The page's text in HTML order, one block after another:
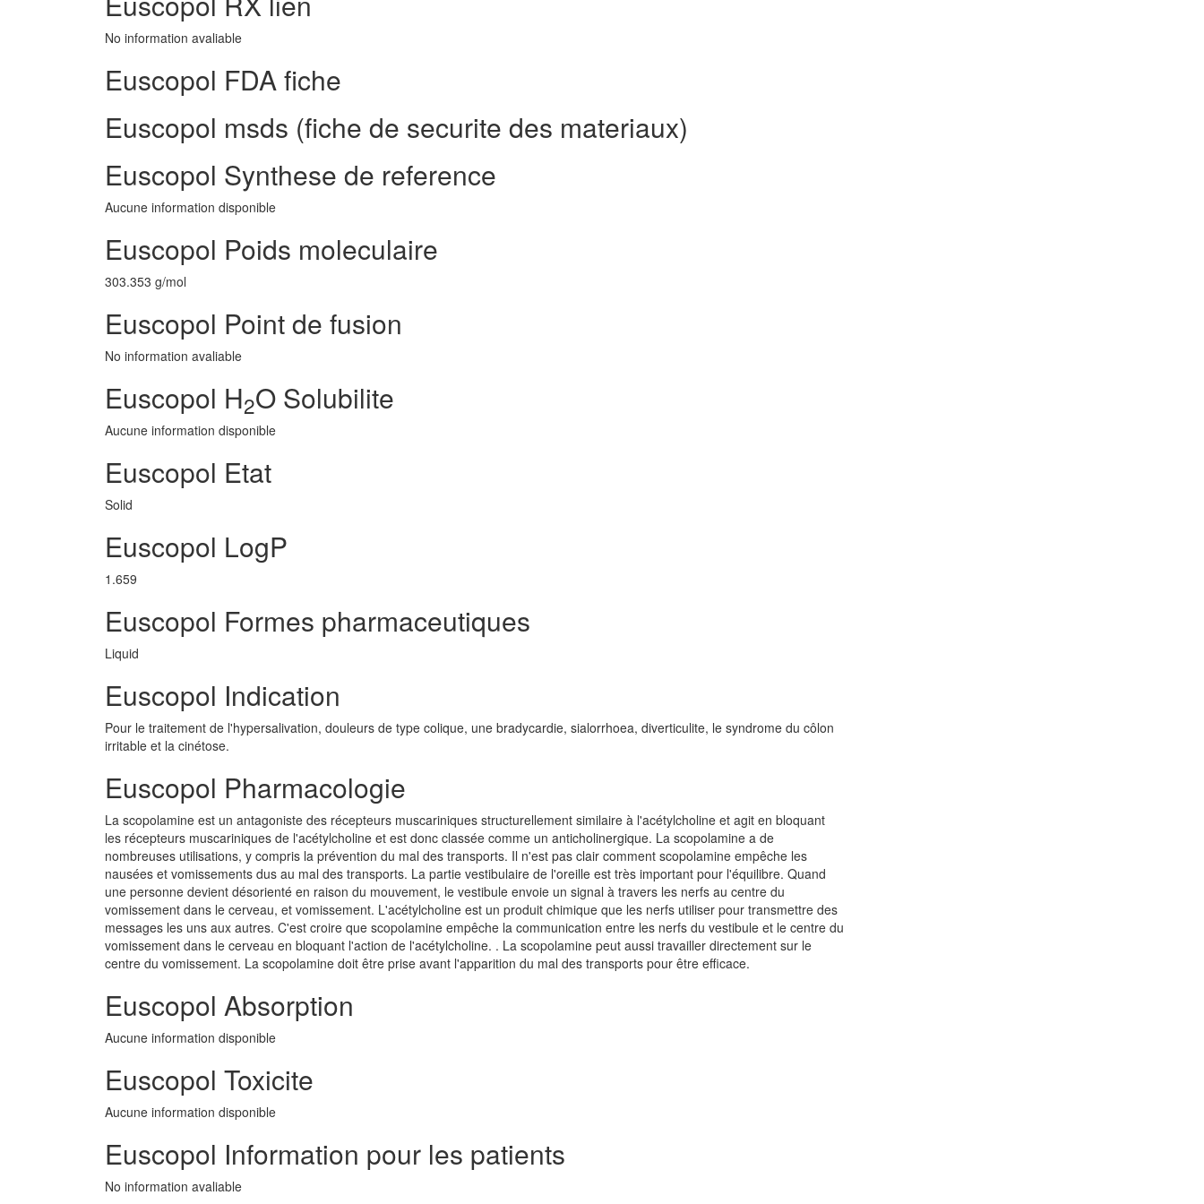
No information avaliable
Euscopol FDA fiche
Euscopol msds (fiche de securite des materiaux)
Euscopol Synthese de reference
Aucune information disponible
Euscopol Poids moleculaire
303.353 g/mol
Euscopol Point de fusion
No information avaliable
Euscopol H2O Solubilite
Aucune information disponible
Euscopol Etat
Solid
Euscopol LogP
1.659
Euscopol Formes pharmaceutiques
Liquid
Euscopol Indication
Pour le traitement de l'hypersalivation, douleurs de type colique, une bradycardie, sialorrhoea, diverticulite, le syndrome du côlon
irritable et la cinétose.
Euscopol Pharmacologie
La scopolamine est un antagoniste des récepteurs muscariniques structurellement similaire à l'acétylcholine et agit en bloquant
les récepteurs muscariniques de l'acétylcholine et est donc classée comme un anticholinergique. La scopolamine a de
nombreuses utilisations, y compris la prévention du mal des transports. Il n'est pas clair comment scopolamine empêche les
nausées et vomissements dus au mal des transports. La partie vestibulaire de l'oreille est très important pour l'équilibre. Quand
une personne devient désorienté en raison du mouvement, le vestibule envoie un signal à travers les nerfs au centre du
vomissement dans le cerveau, et vomissement. L'acétylcholine est un produit chimique que les nerfs utiliser pour transmettre des
messages les uns aux autres. C'est croire que scopolamine empêche la communication entre les nerfs du vestibule et le centre du
vomissement dans le cerveau en bloquant l'action de l'acétylcholine. . La scopolamine peut aussi travailler directement sur le
centre du vomissement. La scopolamine doit être prise avant l'apparition du mal des transports pour être efficace.
Euscopol Absorption
Aucune information disponible
Euscopol Toxicite
Aucune information disponible
Euscopol Information pour les patients
No information avaliable